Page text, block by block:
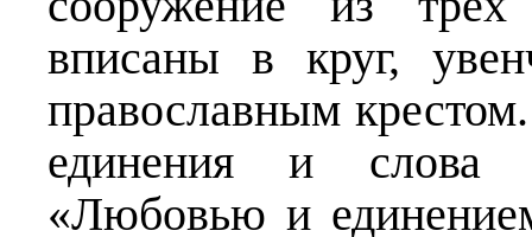
вписаны в круг,
православным
единения и слова
«Любовью и